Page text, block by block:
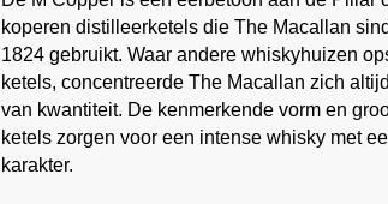
koperen distilleerketels die The Macallan
1824 gebruikt. Waar andere whiskyhuizen
ketels, concentreerde The Macallan zich
van kwantiteit. De kenmerkende vorm en
ketels zorgen voor een intense whisky met
karakter.